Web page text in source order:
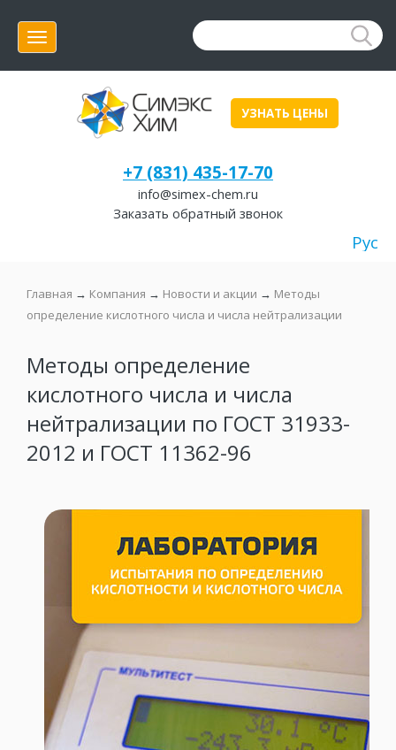
Меню
УЗНАТЬ ЦЕНЫ
+7 (831) 435-17-70
info@simex-chem.ru
Заказать обратный звонок
Рус
Главная → Компания → Новости и акции → Методы
определение кислотного числа и числа нейтрализации
Методы определение
кислотного числа и числа
нейтрализации по ГОСТ 31933-
2012 и ГОСТ 11362-96